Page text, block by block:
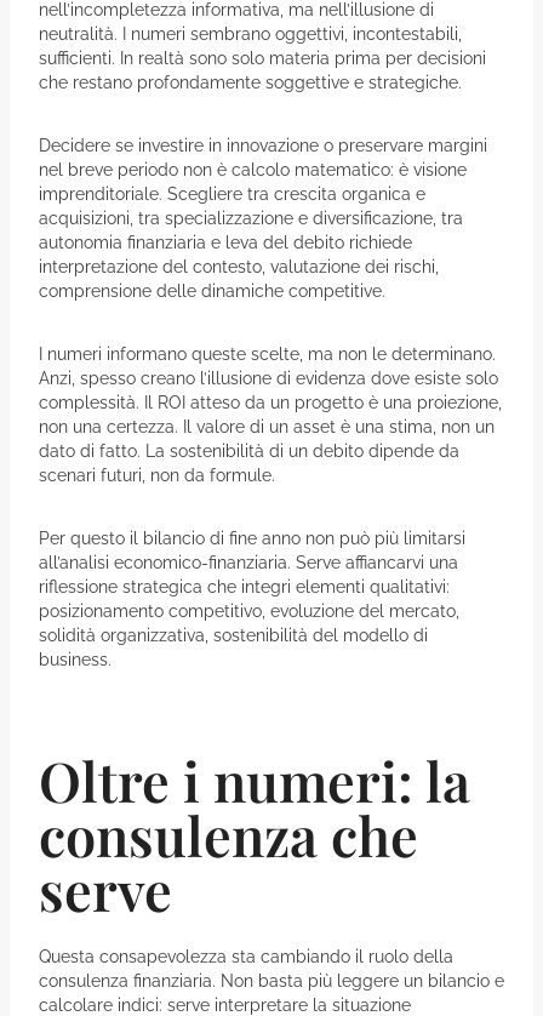
nell’incompletezza informativa, ma nell’illusione di
neutralità. I numeri sembrano oggettivi, incontestabili,
sufficienti. In realtà sono solo materia prima per decisioni
che restano profondamente soggettive e strategiche.
Decidere se investire in innovazione o preservare margini
nel breve periodo non è calcolo matematico: è visione
imprenditoriale. Scegliere tra crescita organica e
acquisizioni, tra specializzazione e diversificazione, tra
autonomia finanziaria e leva del debito richiede
interpretazione del contesto, valutazione dei rischi,
comprensione delle dinamiche competitive.
I numeri informano queste scelte, ma non le determinano.
Anzi, spesso creano l’illusione di evidenza dove esiste solo
complessità. Il ROI atteso da un progetto è una proiezione,
non una certezza. Il valore di un asset è una stima, non un
dato di fatto. La sostenibilità di un debito dipende da
scenari futuri, non da formule.
Per questo il bilancio di fine anno non può più limitarsi
all’analisi economico-finanziaria. Serve affiancarvi una
riflessione strategica che integri elementi qualitativi:
posizionamento competitivo, evoluzione del mercato,
solidità organizzativa, sostenibilità del modello di
business.
Oltre i numeri: la
consulenza che
serve
Questa consapevolezza sta cambiando il ruolo della
consulenza finanziaria. Non basta più leggere un bilancio e
calcolare indici: serve interpretare la situazione